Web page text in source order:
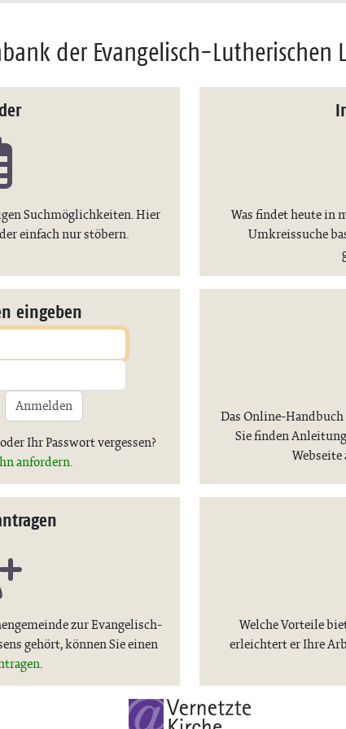
der Evangelisch-Lutherischen
Suchmöglichkeiten. Hier
einfach nur stöbern.
Was findet heute in
Umkreissuche
eingeben
Anmelden
Ihr Passwort vergessen?
anfordern.
Das Online-
Sie finden
Webseite
zur Evangelisch-
gehört, können Sie einen
.
Welche Vorteile
erleichtert er Ihre